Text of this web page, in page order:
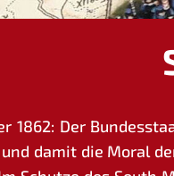
1862: Der
damit die Moral